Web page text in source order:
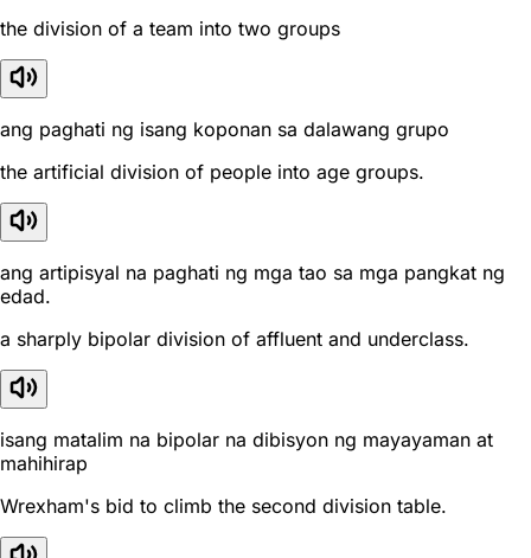
the division of a team into two groups
ang paghati ng isang koponan sa dalawang grupo
the artificial division of people into age groups.
ang artipisyal na paghati ng mga tao sa mga pangkat ng
edad.
a sharply bipolar division of affluent and underclass.
isang matalim na bipolar na dibisyon ng mayayaman at
mahihirap
Wrexham's bid to climb the second division table.